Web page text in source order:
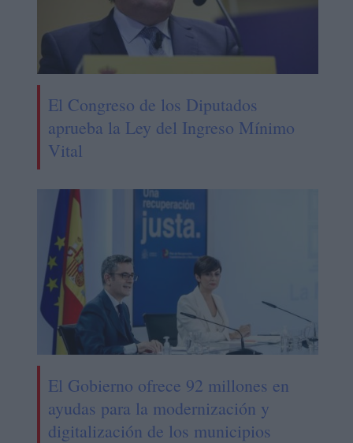
El Congreso de los Diputados
aprueba la Ley del Ingreso Mínimo
Vital
El Gobierno ofrece 92 millones en
ayudas para la modernización y
digitalización de los municipios